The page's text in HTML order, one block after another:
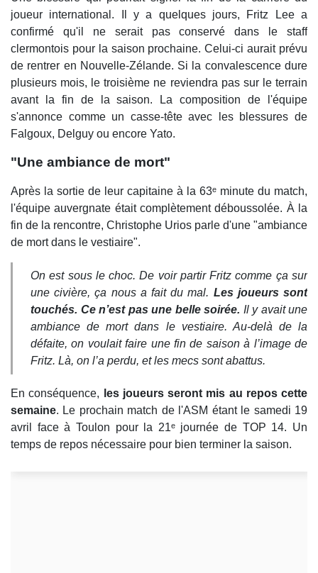
joueur international. Il y a quelques jours, Fritz Lee a
confirmé qu'il ne serait pas conservé dans le staff
clermontois pour la saison prochaine. Celui-ci aurait prévu
de rentrer en Nouvelle-Zélande. Si la convalescence dure
plusieurs mois, le troisième ne reviendra pas sur le terrain
avant la fin de la saison. La composition de l'équipe
s'annonce comme un casse-tête avec les blessures de
Falgoux, Delguy ou encore Yato.
"Une ambiance de mort"
Après la sortie de leur capitaine à la 63ᵉ minute du match,
l'équipe auvergnate était complètement déboussolée. À la
fin de la rencontre, Christophe Urios parle d'une "ambiance
de mort dans le vestiaire".
On est sous le choc. De voir partir Fritz comme ça sur
une civière, ça nous a fait du mal. Les joueurs sont
touchés. Ce n’est pas une belle soirée. Il y avait une
ambiance de mort dans le vestiaire. Au-delà de la
défaite, on voulait faire une fin de saison à l’image de
Fritz. Là, on l’a perdu, et les mecs sont abattus.
En conséquence,
les joueurs seront mis au repos cette
semaine. Le prochain match de l'ASM étant le samedi 19
avril face à Toulon pour la 21ᵉ journée de TOP 14. Un
temps de repos nécessaire pour bien terminer la saison.